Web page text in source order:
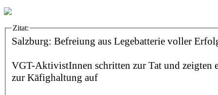
Zitat:
Salzburg: Befreiung aus Legebatterie voller
VGT-AktivistInnen schritten zur Tat und zeigten
zur Käfighaltung auf